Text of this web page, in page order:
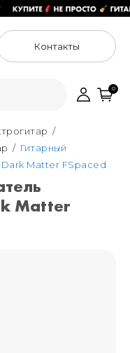
Контакты
36с15,
0
Гитарный
Dark Matter FSpaced
Matter